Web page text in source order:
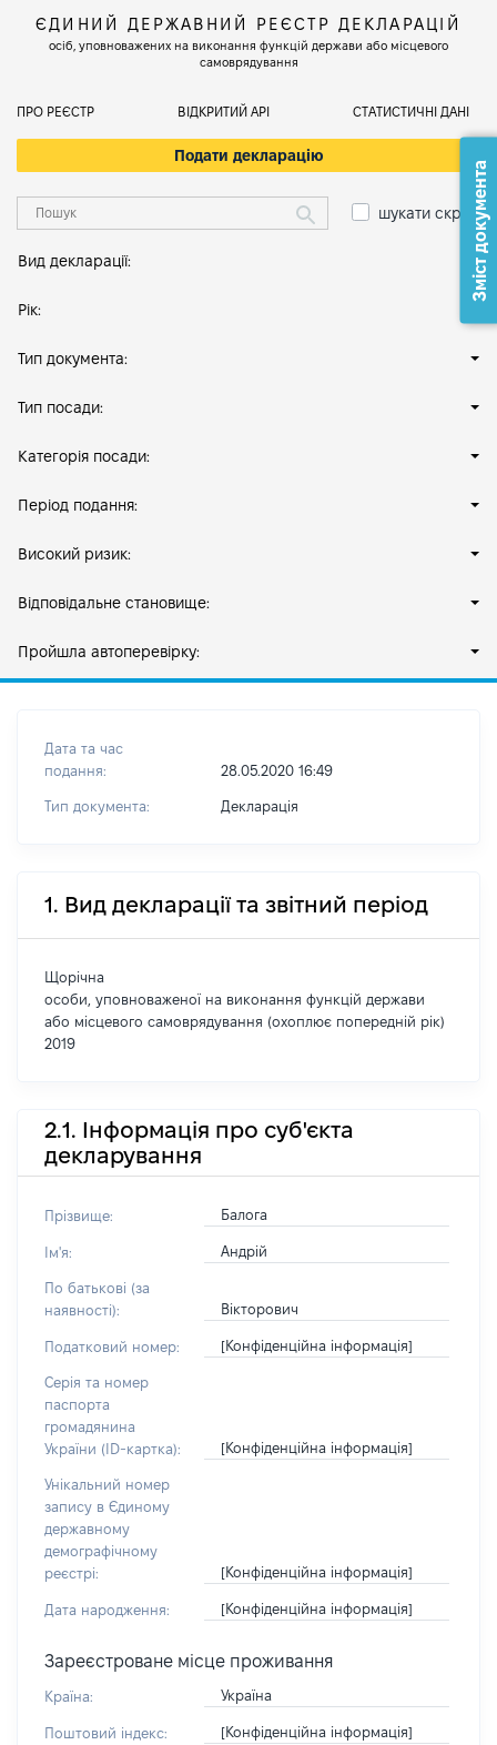
ЄДИНИЙ ДЕРЖАВНИЙ РЕЄСТР ДЕКЛАРАЦІЙ
осіб, уповноважених на виконання функцій держави або місцевого
самоврядування
ПРО РЕЄСТР ВІДКРИТИЙ АРІ СТАТИСТИЧНІ ДАНІ
Подати декларацію
шукати скрізь
Вид декларації:
Рік:
Тип документа:
Тип посади:
Категорія посади:
Період подання:
Високий ризик:
Відповідальне становище:
Пройшла автоперевірку:
Дата та час
подання:
28.05.2020 16:49
Тип документа: Декларація
1. Вид декларації та звітний період
Щорічна
особи, уповноваженої на виконання функцій держави
або місцевого самоврядування (охоплює попередній рік)
2019
2.1. Інформація про суб'єкта
декларування
Прізвище: Балога
Ім'я: Андрій
По батькові (за
наявності):
Вікторович
Податковий номер: [Конфіденційна інформація]
Серія та номер
паспорта
громадянина
України (ID-картка):
[Конфіденційна інформація]
Унікальний номер
запису в Єдиному
державному
демографічному
реєстрі:
[Конфіденційна інформація]
Дата народження: [Конфіденційна інформація]
Зареєстроване місце проживання
Країна: Україна
Поштовий індекс: [Конфіденційна інформація]
Зміст документа